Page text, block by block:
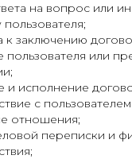
на вопрос или
к заключению
пользователя или
и исполнение
с
отношения;
переписки и